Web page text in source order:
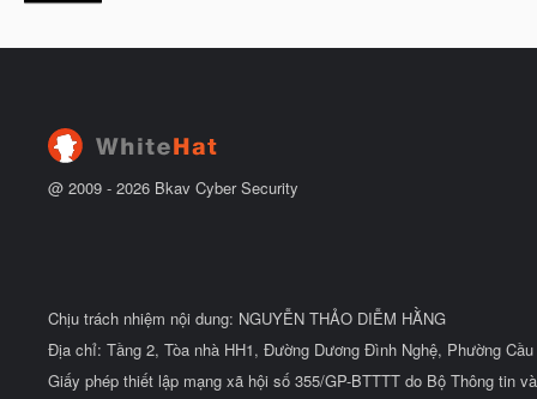
đ
b
u
@ 2009 - 2026 Bkav Cyber Security
Chịu trách nhiệm nội dung: NGUYỄN THẢO DIỄM HẰNG
Địa chỉ: Tầng 2, Tòa nhà HH1, Đường Dương Đình Nghệ, Phường
Giấy phép thiết lập mạng xã hội số 355/GP-BTTTT do Bộ Thông tin